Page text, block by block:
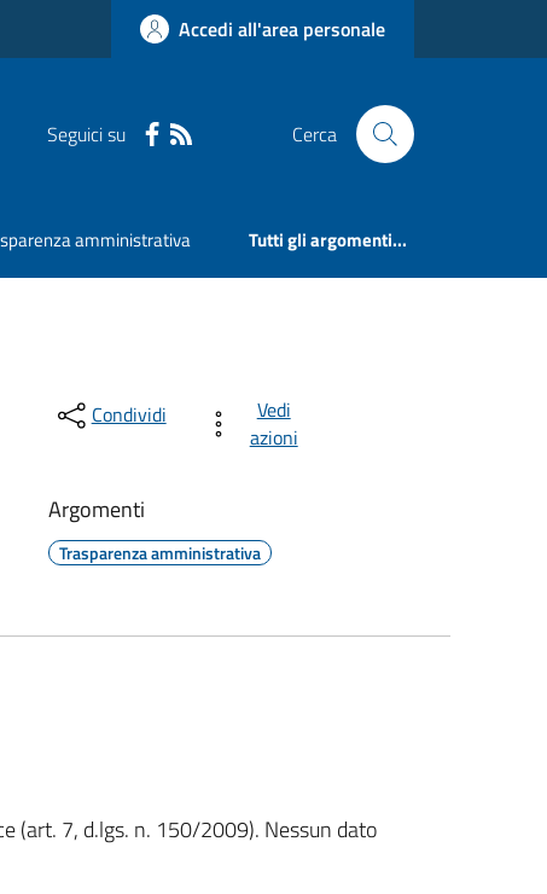
Accedi all'area personale
Seguici su Cerca
amministrativa Tutti gli argomenti...
Condividi
Vedi
azioni
Argomenti
Trasparenza amministrativa
(art. 7, d.lgs. n. 150/2009). Nessun dato